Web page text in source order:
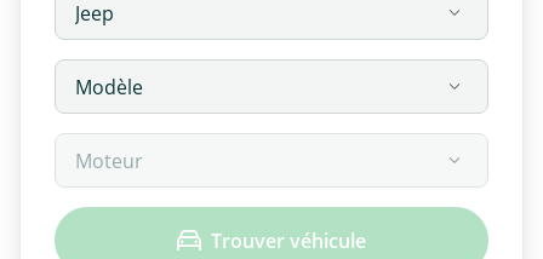
Trouver véhicule